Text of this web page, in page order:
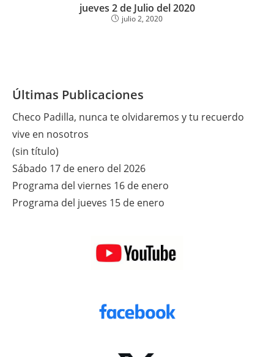
jueves 2 de Julio del 2020
julio 2, 2020
Últimas Publicaciones
Checo Padilla, nunca te olvidaremos y tu recuerdo
vive en nosotros
(sin título)
Sábado 17 de enero del 2026
Programa del viernes 16 de enero
Programa del jueves 15 de enero